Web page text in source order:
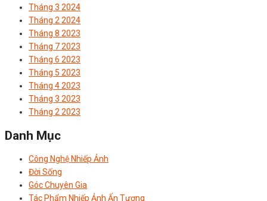
Tháng 3 2024
Tháng 2 2024
Tháng 8 2023
Tháng 7 2023
Tháng 6 2023
Tháng 5 2023
Tháng 4 2023
Tháng 3 2023
Tháng 2 2023
Danh Mục
Công Nghệ Nhiếp Ảnh
Đời Sống
Góc Chuyên Gia
Tác Phẩm Nhiếp Ảnh Ấn Tượng